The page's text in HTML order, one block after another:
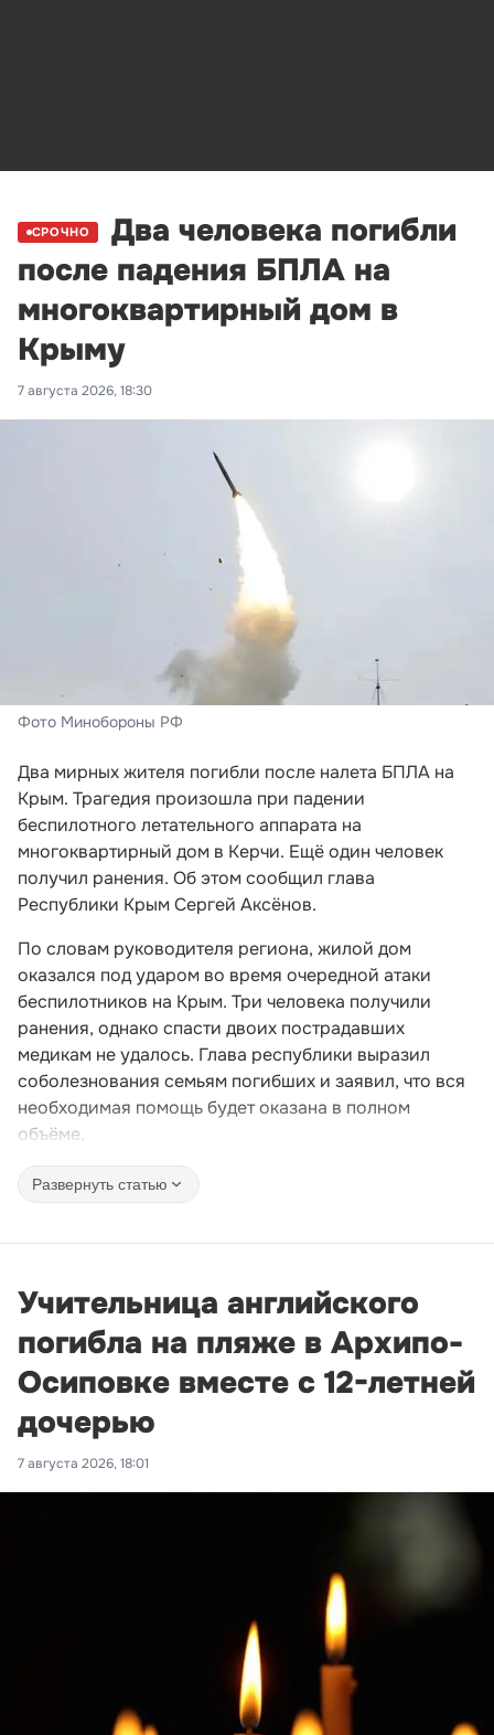
СРОЧНО
Два человека погибли
после падения БПЛА на
многоквартирный дом в
Крыму
7 августа 2026, 18:30
Фото Минобороны РФ
Два мирных жителя погибли после налета БПЛА на
Крым. Трагедия произошла при падении
беспилотного летательного аппарата на
многоквартирный дом в Керчи. Ещё один человек
получил ранения. Об этом сообщил глава
Республики Крым Сергей Аксёнов.
По словам руководителя региона, жилой дом
оказался под ударом во время очередной атаки
беспилотников на Крым. Три человека получили
ранения, однако спасти двоих пострадавших
медикам не удалось. Глава республики выразил
соболезнования семьям погибших и заявил, что вся
необходимая помощь будет оказана в полном
объёме.
Развернуть статью
Учительница английского
погибла на пляже в Архипо-
Осиповке вместе с 12-летней
дочерью
7 августа 2026, 18:01